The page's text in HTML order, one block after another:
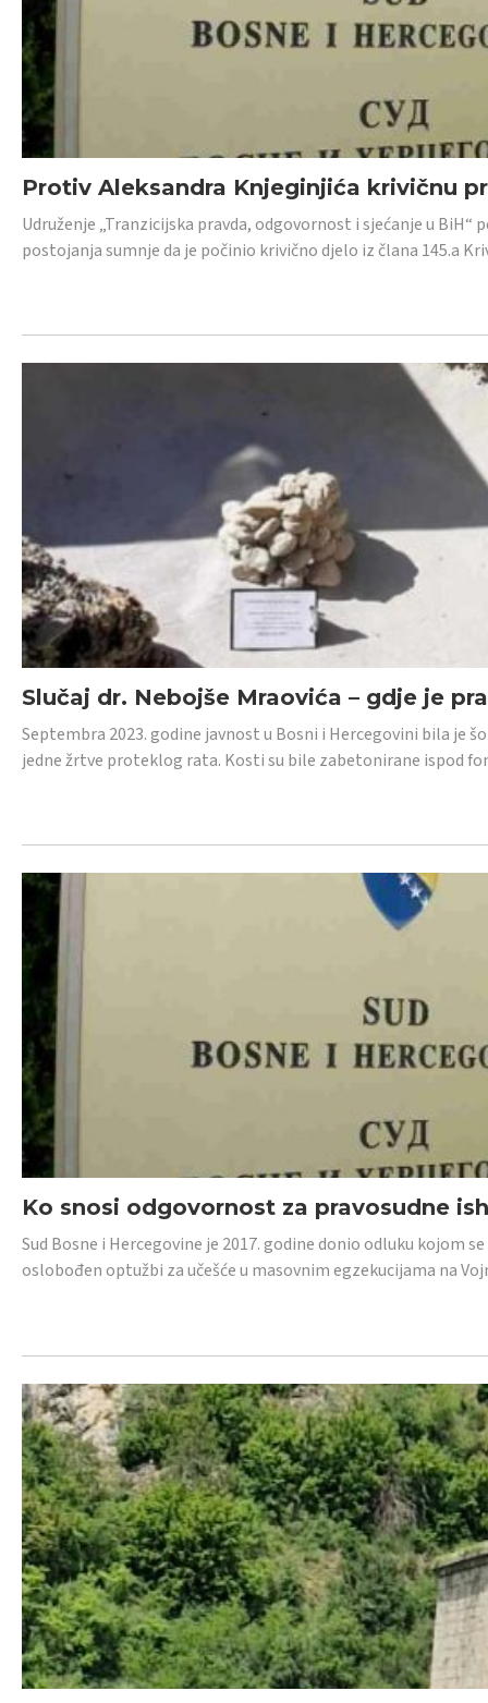
Protiv Aleksandra Knjeginjića krivičnu
Udruženje „Tranzicijska pravda, odgovornost i sjećanje u
postojanja sumnje da je počinio krivično djelo iz člana 145.a
Slučaj dr. Nebojše Mraovića – gdje je
Septembra 2023. godine javnost u Bosni i Hercegovini bila je
jedne žrtve proteklog rata. Kosti su bile zabetonirane ispod
Ko snosi odgovornost za pravosudne
Sud Bosne i Hercegovine je 2017. godine donio odluku kojom
oslobođen optužbi za učešće u masovnim egzekucijama na